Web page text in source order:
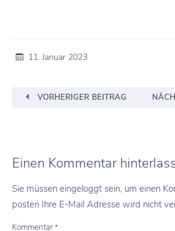
11. Januar 2023
VORHERIGER BEITRAG
Einen Kommentar
Sie müssen eingeloggt sein, um einen
posten Ihre E-Mail Adresse wird nicht
Kommentar *